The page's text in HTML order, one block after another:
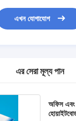
এখন যোগাযোগ
এর সেরা মূল্য পান
অফিস এবং